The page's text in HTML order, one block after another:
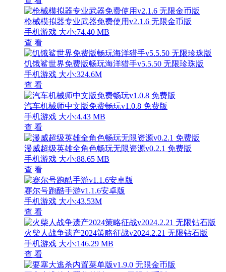
枪械模拟器专业武器免费使用v2.1.6 无限金币版
手机游戏 大小:74.40 MB
查 看
饥饿鲨世界免费版畅玩海洋猎手v5.5.50 无限珍珠版
手机游戏 大小:324.6M
查 看
汽车机械师中文版免费畅玩v1.0.8 免费版
手机游戏 大小:4.43 MB
查 看
漫威超级英雄全角色畅玩无限资源v0.2.1 免费版
手机游戏 大小:88.65 MB
查 看
赛尔号跑酷手游v1.1.6安卓版
手机游戏 大小:43.53M
查 看
火柴人战争遗产2024策略征战v2024.2.21 无限钻石版
手机游戏 大小:146.29 MB
查 看